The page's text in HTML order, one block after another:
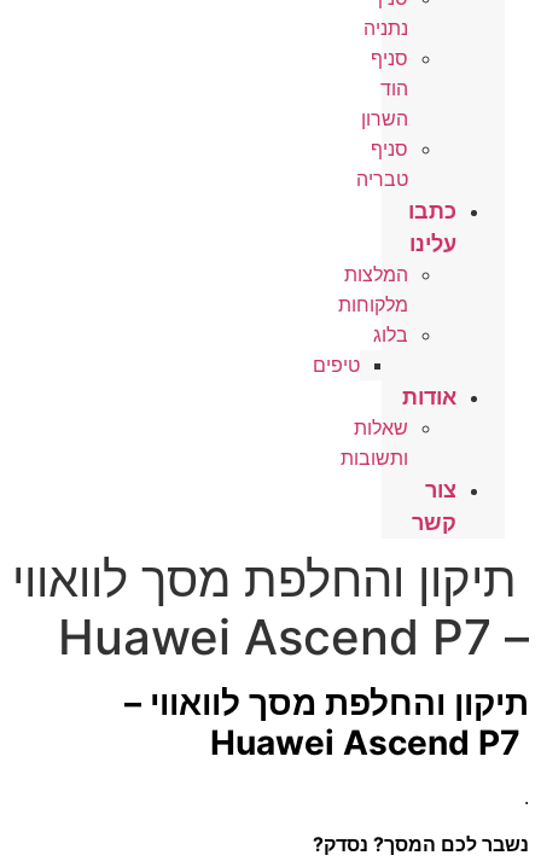
נתניה
סניף
הוד
השרון
סניף
טבריה
כתבו
עלינו
המלצות
מלקוחות
בלוג
טיפים
אודות
שאלות
ותשובות
צור
קשר
תיקון והחלפת מסך לוואווי
– Huawei Ascend P7
תיקון והחלפת מסך לוואווי –
.
נשבר לכם המסך? נסדק?